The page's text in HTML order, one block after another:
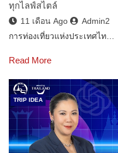
ทุกไลฟ์สไตล์
11 เดือน Ago
Admin2
การท่องเที่ยวแห่งประเทศไท…
Read More
TRIP IDEA